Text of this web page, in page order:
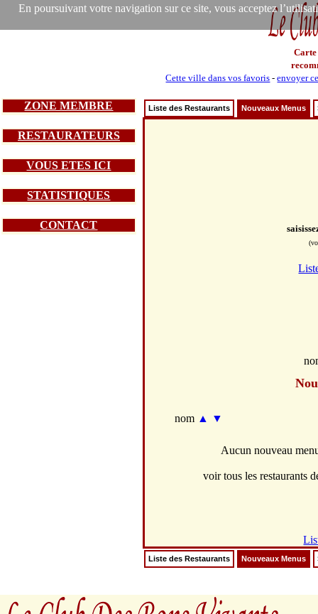
En poursuivant votre navigation sur ce site, vous acceptez
Carte
Cette ville dans vos favoris -envoyer
ZONE MEMBRE
RESTAURATEURS
VOUS ETES ICI
STATISTIQUES
CONTACT
Liste des Restaurants Nouveaux Menus
nom ▲ ▼
Aucun nouveau
voir tous les restaurants
Liste des Restaurants Nouveaux Menus